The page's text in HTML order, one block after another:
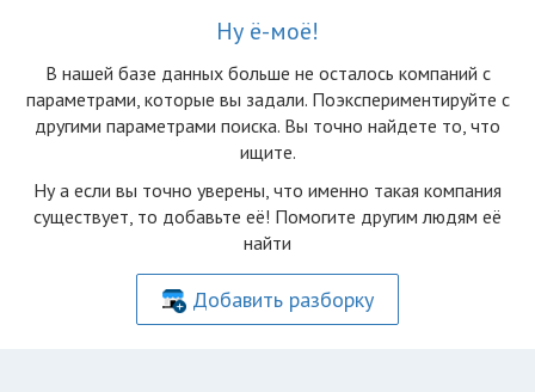
Ну ё-моё!
В нашей базе данных больше не осталоcь компаний с
параметрами, которые вы задали. Поэкспериментируйте с
другими параметрами поиска. Вы точно найдете то, что
ищите.
Ну а если вы точно уверены, что именно такая компания
существует, то добавьте её! Помогите другим людям её
найти
Добавить разборку